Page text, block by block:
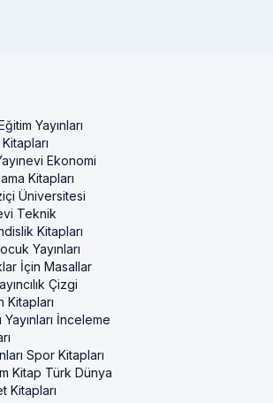
Yayınları
Ekonomi
Kitapları
Üniversitesi
Teknik
Kitapları
Yayınları
İçin Masallar
Çizgi
Kitapları
Yayınları İnceleme
Spor Kitapları
Kitap Türk Dünya
Kitapları